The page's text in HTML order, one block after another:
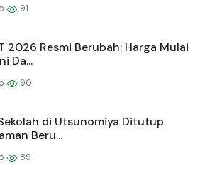
91
2026 Resmi Berubah: Harga Mulai
Da...
90
di Utsunomiya Ditutup
Beru...
89